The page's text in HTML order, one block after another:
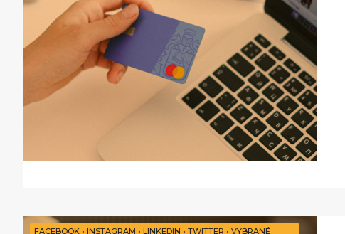
FACEBOOK • INSTAGRAM • LINKEDIN • TWITTER • VYBRANÉ